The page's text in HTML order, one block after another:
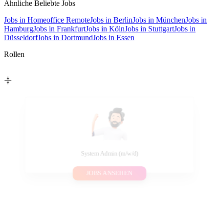
Ähnliche Beliebte Jobs
Jobs in Homeoffice RemoteJobs in BerlinJobs in MünchenJobs in
HamburgJobs in FrankfurtJobs in KölnJobs in StuttgartJobs in
DüsseldorfJobs in DortmundJobs in Essen
Rollen
System Admin (m/w/d)
JOBS ANSEHEN